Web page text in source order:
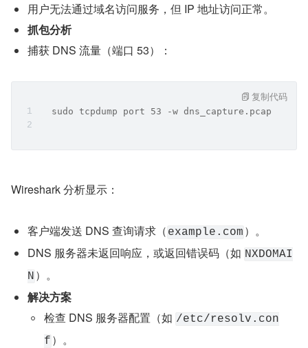
用户无法通过域名访问服务，但 IP 地址访问正常。
抓包分析
捕获 DNS 流量（端口 53）：
  sudo tcpdump port 53 -w dns_capture.pcap
复制代码
Wireshark 分析显示：
客户端发送 DNS 查询请求（ example.com ）。
DNS 服务器未返回响应，或返回错误码（如 NXDOMAI
N ）。
解决方案
检查 DNS 服务器配置（如 /etc/resolv.con
f ）。